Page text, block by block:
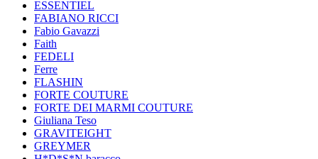
ESSENTIEL
FABIANO RICCI
Fabio Gavazzi
Faith
FEDELI
Ferre
FLASHIN
FORTE COUTURE
FORTE DEI MARMI COUTURE
Giuliana Teso
GRAVITEIGHT
GREYMER